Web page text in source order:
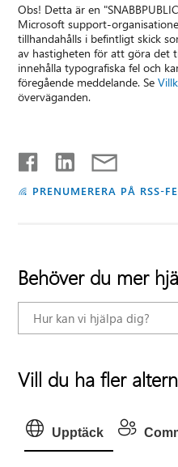
Obs! Detta är en
Microsoft support-
tillhandahålls i befintligt skick
av hastigheten för att göra det
innehålla typografiska fel och
föregående meddelande. Se
överväganden.
PRENUMERERA PÅ RSS-
Behöver du mer
Vill du ha fler
Upptäck